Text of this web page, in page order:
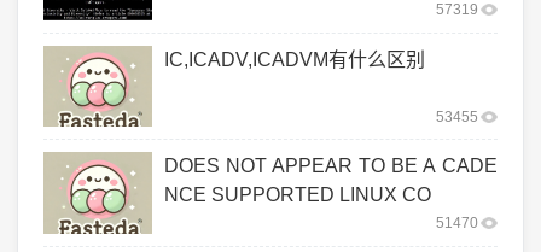
57319
IC,ICADV,ICADVM有什么区别
53455
DOES NOT APPEAR TO BE A CADE
NCE SUPPORTED LINUX CO
51470